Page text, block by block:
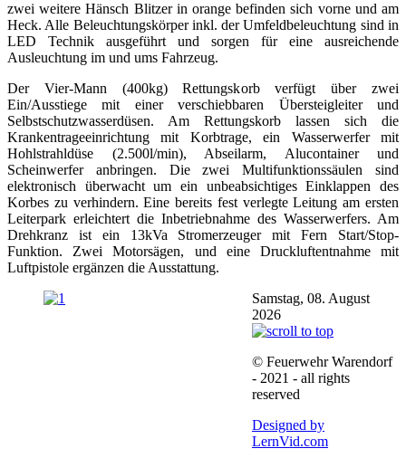
zwei weitere Hänsch Blitzer in orange befinden sich vorne und am
Heck. Alle Beleuchtungskörper inkl. der Umfeldbeleuchtung sind in
LED Technik ausgeführt und sorgen für eine ausreichende
Ausleuchtung im und ums Fahrzeug.
Der Vier-Mann (400kg) Rettungskorb verfügt über zwei
Ein/Ausstiege mit einer verschiebbaren Übersteigleiter und
Selbstschutzwasserdüsen. Am Rettungskorb lassen sich die
Krankentrageeinrichtung mit Korbtrage, ein Wasserwerfer mit
Hohlstrahldüse (2.500l/min), Abseilarm, Alucontainer und
Scheinwerfer anbringen. Die zwei Multifunktionssäulen sind
elektronisch überwacht um ein unbeabsichtiges Einklappen des
Korbes zu verhindern. Eine bereits fest verlegte Leitung am ersten
Leiterpark erleichtert die Inbetriebnahme des Wasserwerfers. Am
Drehkranz ist ein 13kVa Stromerzeuger mit Fern Start/Stop-
Funktion. Zwei Motorsägen, und eine Druckluftentnahme mit
Luftpistole ergänzen die Ausstattung.
Samstag, 08. August
2026
© Feuerwehr Warendorf
- 2021 - all rights
reserved
Designed by
LernVid.com